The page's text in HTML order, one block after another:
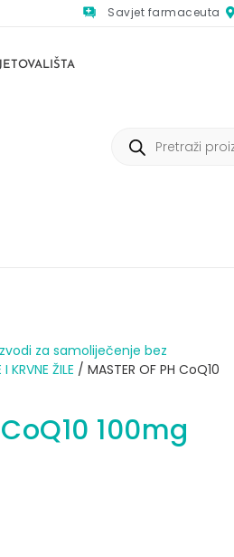
Savjet farmaceuta
za samoliječenje bez
I KRVNE ŽILE / MASTER OF PH CoQ10
100mg